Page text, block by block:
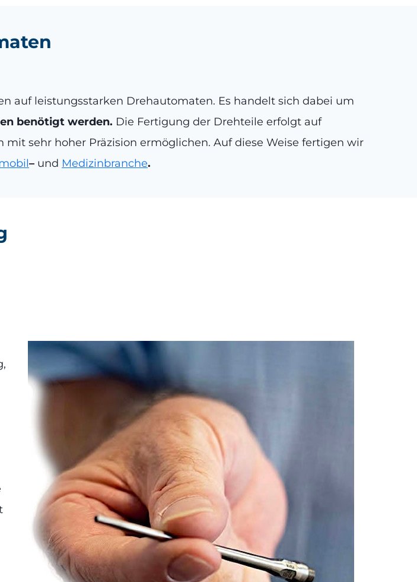
auf leistungsstarken Drehautomaten. Es handelt sich dabei um
benötigt werden. Die Fertigung der Drehteile erfolgt auf
mit sehr hoher Präzision ermöglichen. Auf diese Weise fertigen wir
– und Medizinbranche.